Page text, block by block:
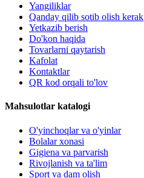
Yangiliklar
Qanday qilib sotib olish kerak
Yetkazib berish
Do'kon haqida
Tovarlarni qaytarish
Kafolat
Kontaktlar
QR kod orqali to'lov
Mahsulotlar katalogi
O'yinchoqlar va o'yinlar
Bolalar xonasi
Gigiena va parvarish
Rivojlanish va ta'lim
Sport va dam olish